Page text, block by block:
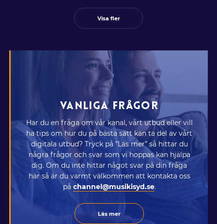
Visa fler
VANLIGA FRÅGOR
Har du en fråga om vår kanal, vårt utbud eller vill
ha tips om hur du på bästa sätt kan ta del av vårt
digitala utbud? Tryck på ”Läs mer” så hittar du
några frågor och svar som vi hoppas kan hjälpa
dig. Om du inte hittar något svar på din fråga
här så är du varmt välkommen att kontakta oss
på channel@musikisyd.se.
Läs mer